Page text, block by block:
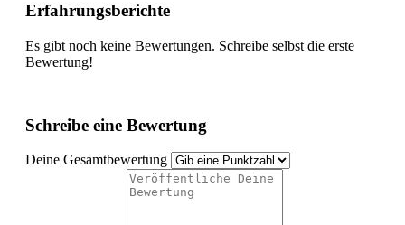
Erfahrungsberichte
Es gibt noch keine Bewertungen. Schreibe selbst die erste
Bewertung!
Schreibe eine Bewertung
Deine Gesamtbewertung